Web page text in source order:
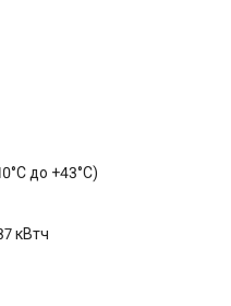
до +43°С)
кВтч